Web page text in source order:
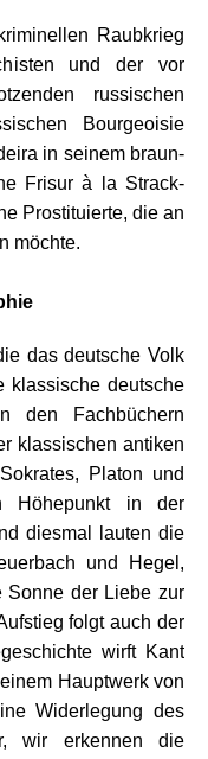
Raubkrieg
und der vor
russischen
Bourgeoisie
in seinem braun-
Frisur à la Strack-
Prostituierte, die an
möchte.
das deutsche Volk
klassische deutsche
den Fachbüchern
klassischen antiken
Platon und
Höhepunkt in der
diesmal lauten die
und Hegel,
Sonne der Liebe zur
folgt auch der
wirft Kant
Hauptwerk von
Widerlegung des
wir erkennen die